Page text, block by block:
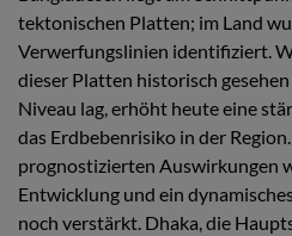
tektonischen Platten; im Land
Verwerfungslinien identifiziert.
dieser Platten historisch
Niveau lag, erhöht heute eine
das Erdbebenrisiko in der
prognostizierten Auswirkungen
Entwicklung und ein
noch verstärkt. Dhaka, die